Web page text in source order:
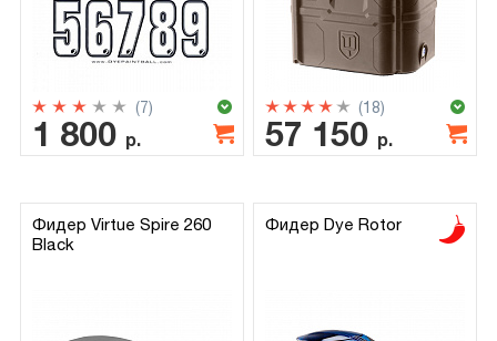
(7)
1 800 р.
(18)
57 150 р.
Фидер Virtue Spire 260
Black
Фидер Dye Rotor